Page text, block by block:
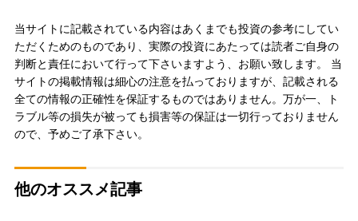
当サイトに記載されている内容はあくまでも投資の参考にしてい
ただくためのものであり、実際の投資にあたっては読者ご自身の
判断と責任において行って下さいますよう、お願い致します。 当
サイトの掲載情報は細心の注意を払っておりますが、記載される
全ての情報の正確性を保証するものではありません。万が一、ト
ラブル等の損失が被っても損害等の保証は一切行っておりません
ので、予めご了承下さい。
他のオススメ記事